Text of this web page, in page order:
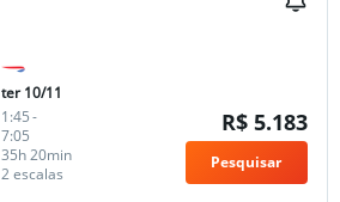
ter 10/11
1:45-
7:05
2 escalas
35h 20min
R$ 5.183
Pesquisar